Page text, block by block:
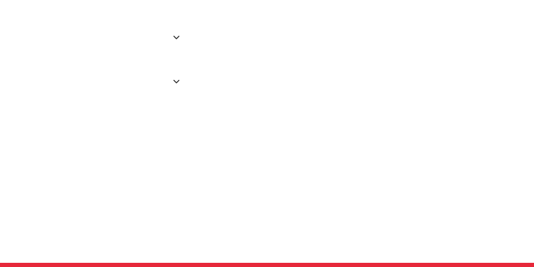
нанесением продукта на волосы